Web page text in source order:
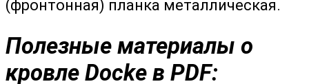
(фронтонная) планка металлическая.
Полезные материалы о
кровле Docke в PDF: